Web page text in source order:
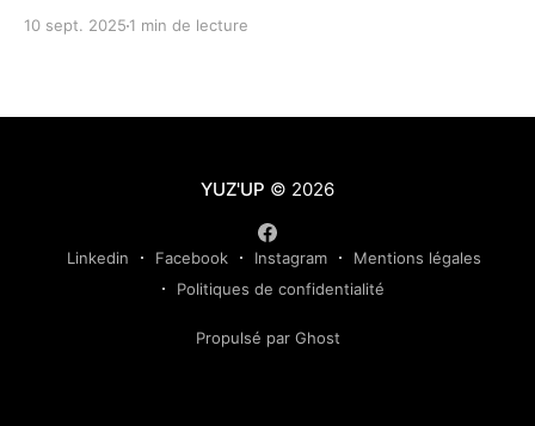
nous concerne tous. 📊 En France : * Près de 9 000
10 sept. 2025 1 min de lecture
YUZ'UP © 2026
Linkedin Facebook Instagram
Mentions légales
Politiques de confidentialité
Propulsé par Ghost